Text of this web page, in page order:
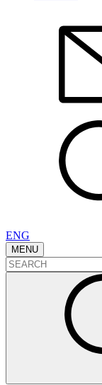
ENG
MENU